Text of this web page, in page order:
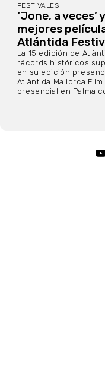
FESTIVALES
‘Jone, a veces’
mejores
Atlántida
La 15 edición de
récords históricos
en su edición
Atlàntida Mallorca
presencial en Palma